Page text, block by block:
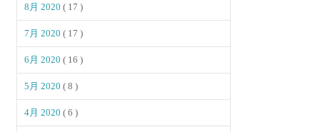
8月 2020( 17 )
7月 2020( 17 )
6月 2020( 16 )
5月 2020( 8 )
4月 2020( 6 )